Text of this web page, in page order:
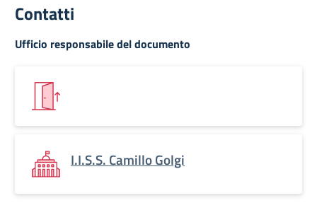
Contatti
Ufficio responsabile del documento
I.I.S.S. Camillo Golgi